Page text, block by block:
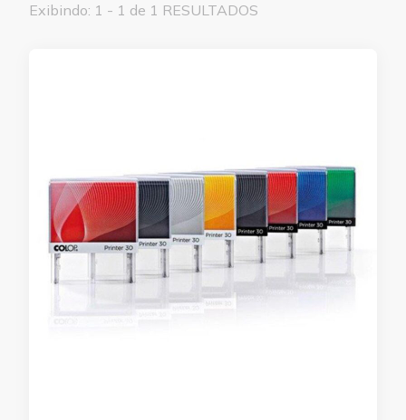
Exibindo: 1 - 1 de 1 RESULTADOS